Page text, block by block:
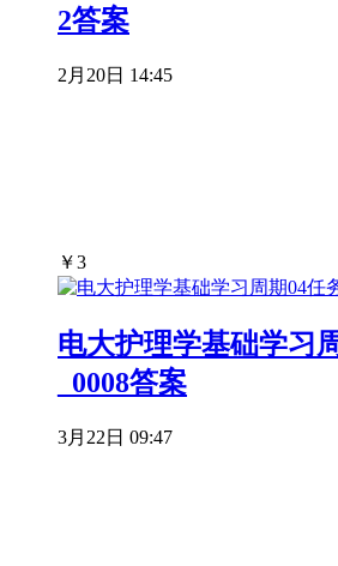
2答案
2月20日 14:45
￥3
电大护理学基础学习
_0008答案
3月22日 09:47